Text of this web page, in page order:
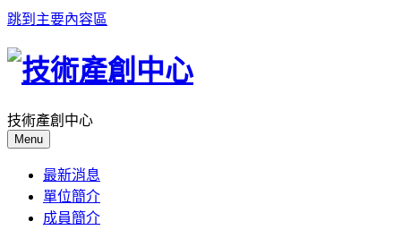
跳到主要內容區
技術產創中心
Menu
最新消息
單位簡介
成員簡介